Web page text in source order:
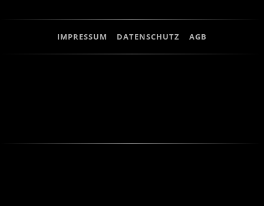
IMPRESSUM DATENSCHUTZ AGB